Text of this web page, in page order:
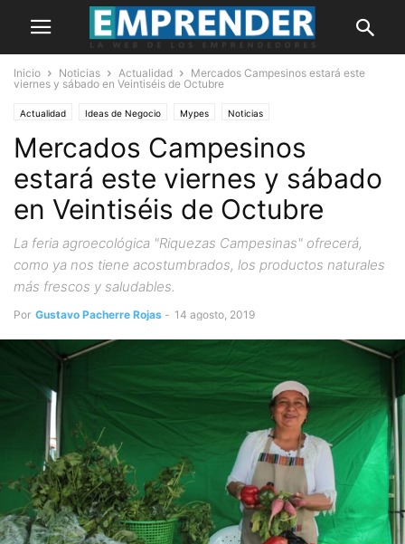
Inicio Noticias Actualidad
Mercados Campesinos estará este
viernes y sábado en Veintiséis de Octubre
Actualidad Ideas de Negocio Mypes Noticias
Mercados Campesinos
estará este viernes y sábado
en Veintiséis de Octubre
La feria agroecológica "Riquezas Campesinas" ofrecerá,
como ya nos tiene acostumbrados, los productos naturales
más frescos y saludables.
Por Gustavo Pacherre Rojas - 14 agosto, 2019